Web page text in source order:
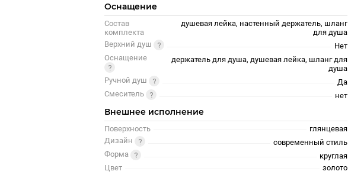
Оснащение
Состав
комплекта
душевая лейка, настенный держатель, шланг
для душа
Верхний душ
Нет
Оснащение
держатель для душа, душевая лейка, шланг для
душа
Ручной душ
Да
Смеситель
нет
Внешнее исполнение
Поверхность
глянцевая
Дизайн
современный стиль
Форма
круглая
Цвет
золото